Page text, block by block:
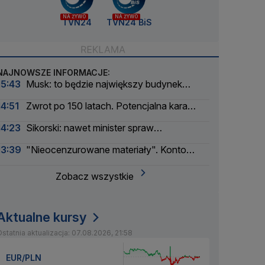
NA ŻYWO
TVN24
NA ŻYWO
TVN24 BiS
INFORMACJE:
Musk: to będzie największy budynek
Zwrot po 150 latach. Potencjalna kara
Sikorski: nawet minister spraw
"Nieocenzurowane materiały". Konto
Zobacz wszystkie
kursy
aktualizacja: 07.08.2026, 21:58
EUR/PLN